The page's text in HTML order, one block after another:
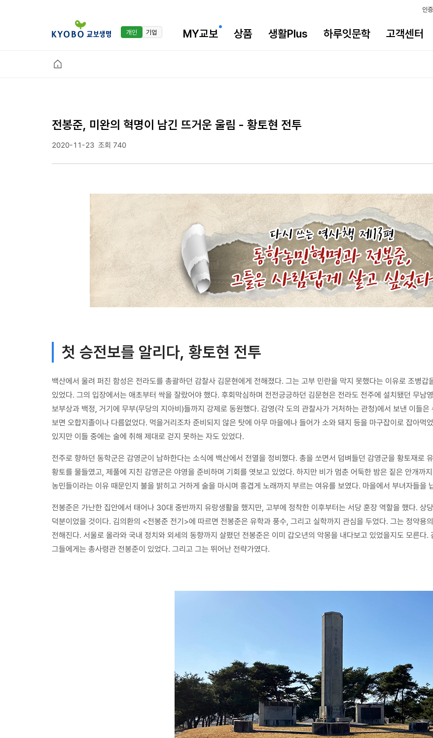
인
개인 기업 MY교보 상품 생활Plus 하루잇문학 고객센터
전봉준, 미완의 혁명이 남긴 뜨거운 울림 - 황토현 전투
2020-11-23 조회 740
첫 승전보를 알리다, 황토현 전투
백산에서 울려 퍼진 함성은 전라도를 총괄하던 감찰사 김문현에게 전해졌다. 그는 고부 민란을 막지 못했다는 이유로 조병
있었다. 그의 입장에서는 애초부터 싹을 잘랐어야 했다. 후회막심하며 전전긍긍하던 김문현은 전라도 전주에 설치됐던 무남
보부상과 백정, 거기에 무부(무당의 지아비)들까지 강제로 동원했다. 감영(각 도의 관찰사가 거처하는 관청)에서 보낸 이들
보면 오합지졸이나 다름없었다. 먹을거리조차 준비되지 않은 탓에 아무 마을에나 들어가 소와 돼지 등을 마구잡이로 잡아먹
있지만 이들 중에는 술에 취해 제대로 걷지 못하는 자도 있었다.
전주로 향하던 동학군은 감영군이 남하한다는 소식에 백산에서 전열을 정비했다. 총을 쏘면서 덤벼들던 감영군을 황토재로
황토를 물들였고, 제풀에 지친 감영군은 야영을 준비하며 기회를 엿보고 있었다. 하지만 비가 멈춘 어둑한 밤은 짙은 안개까
농민들이라는 이유 때문인지 불을 밝히고 거하게 술을 마시며 흥겹게 노래까지 부르는 여유를 보였다. 마을에서 부녀자들을
전봉준은 가난한 집안에서 태어나 30대 중반까지 유랑생활을 했지만, 고부에 정착한 이후부터는 서당 훈장 역할을 했다. 상
덕분이었을 것이다. 김의환의 <전봉준 전기>에 따르면 전봉준은 유학과 풍수, 그리고 실학까지 관심을 두었다. 그는 정약
전해진다. 서울로 올라와 국내 정치와 외세의 동향까지 살폈던 전봉준은 이미 갑오년의 악몽을 내다보고 있었을지도 모른다
그들에게는 총사령관 전봉준이 있었다. 그리고 그는 뛰어난 전략가였다.